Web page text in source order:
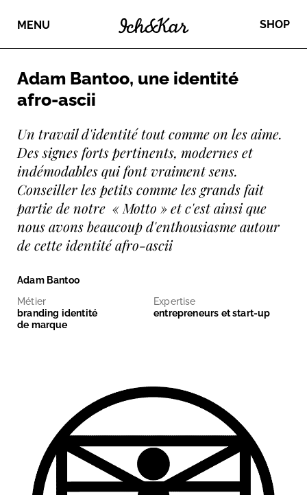
MENU SHOP
Adam Bantoo, une identité
afro-ascii
Un travail d'identité tout comme on les aime.
Des signes forts pertinents, modernes et
indémodables qui font vraiment sens.
Conseiller les petits comme les grands fait
partie de notre  « Motto » et c'est ainsi que
nous avons beaucoup d'enthousiasme autour
de cette identité afro-ascii
Adam Bantoo
Métier
branding identité
de marque
Expertise
entrepreneurs et start-up